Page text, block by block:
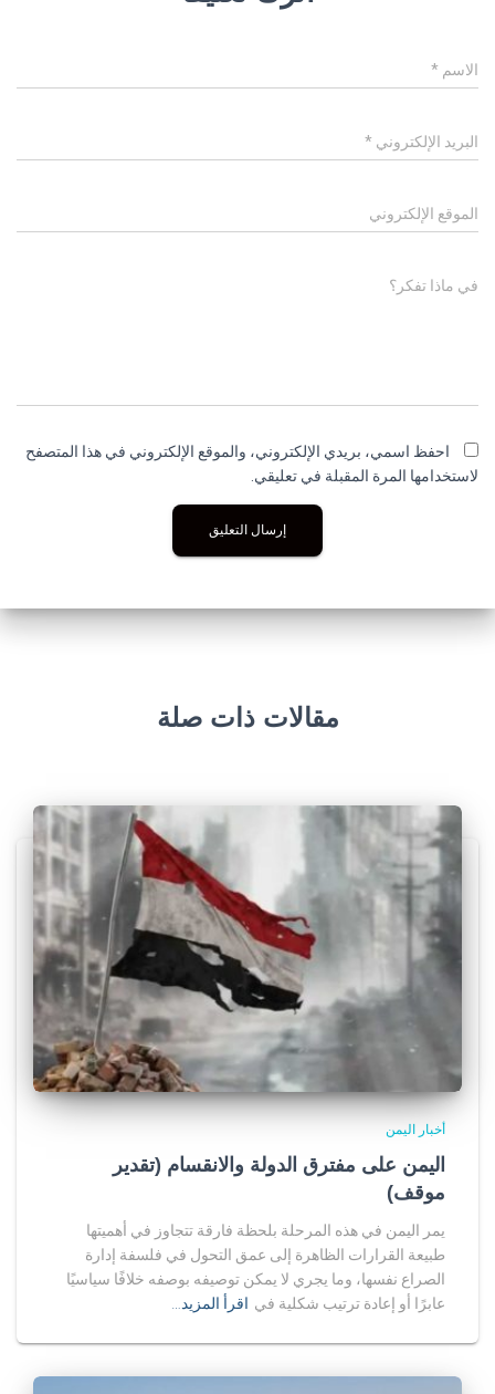
الاسم *
البريد الإلكتروني *
الموقع الإلكتروني
في ماذا تفكر؟
احفظ اسمي، بريدي الإلكتروني، والموقع الإلكتروني في هذا المتصفح
لاستخدامها المرة المقبلة في تعليقي.
مقالات ذات صلة
أخبار اليمن
اليمن على مفترق الدولة والانقسام (تقدير
موقف)
يمر اليمن في هذه المرحلة بلحظة فارقة تتجاوز في أهميتها
طبيعة القرارات الظاهرة إلى عمق التحول في فلسفة إدارة
الصراع نفسها، وما يجري لا يمكن توصيفه بوصفه خلافًا سياسيًا
عابرًا أو إعادة ترتيب شكلية في اقرأ المزيد…